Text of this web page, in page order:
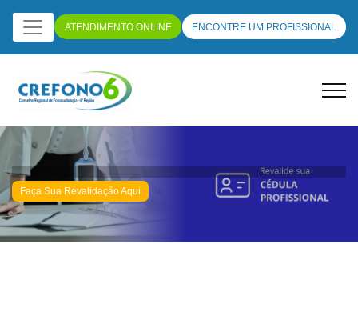
ATENDIMENTO ONLINE ENCONTRE UM PROFISSIONAL
Faça Sua Revalidação Aqui